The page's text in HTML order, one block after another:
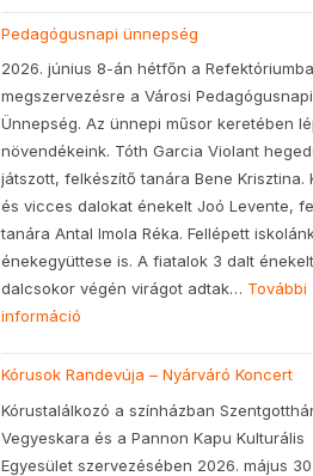
Pedagógusnapi ünnepség
2026. június 8-án hétfőn a
megszervezésre a Városi Pedagógusnapi
Ünnepség. Az ünnepi műsor keretében
növendékeink. Tóth Garcia Violant
játszott, felkészítő tanára Bene Krisztina.
és vicces dalokat énekelt Joó Levente,
tanára Antal Imola Réka. Fellépett
énekegyüttese is. A fiatalok 3 dalt
dalcsokor végén virágot adtak… További
információ
Kórusok Randevúja – Nyárváró Koncert
Kórustalálkozó a színházban
Vegyeskara és a Pannon Kapu Kulturális
Egyesület szervezésében 2026. május